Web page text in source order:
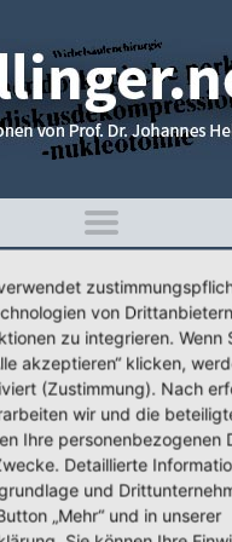
Spine-
perkutanen
EMG zur
Befunde
von
zu integrieren. Wenn
akzeptieren“ klicken,
(Zustimmung). Nach
wir und die
Ihre personenbezogenen
Detaillierte
und
„Mehr“ und in unserer